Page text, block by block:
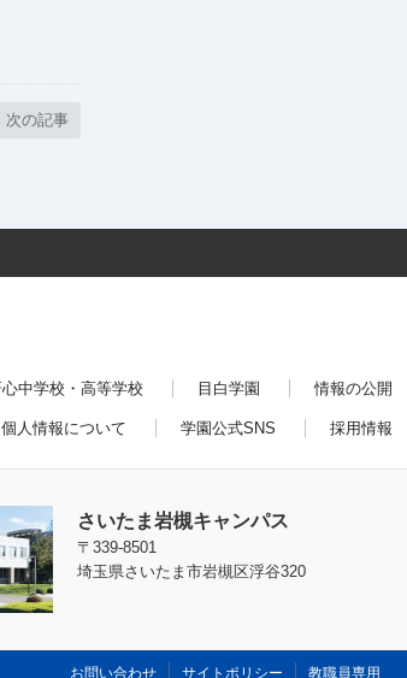
次の記事
心中学校・高等学校 目白学園 情報の公開
個人情報について 学園公式SNS 採用情報
さいたま岩槻キャンパス
〒339-8501
埼玉県さいたま市岩槻区浮谷320
お問い合わせ サイトポリシー 教職員専用